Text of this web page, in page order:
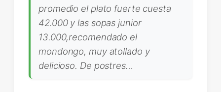
promedio el plato fuerte cuesta
42.000 y las sopas junior
13.000,recomendado el
mondongo, muy atollado y
delicioso. De postres…